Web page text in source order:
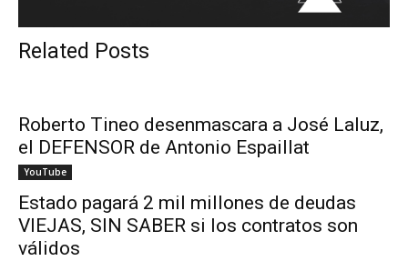
Related Posts
Roberto Tineo desenmascara a José Laluz,
el DEFENSOR de Antonio Espaillat
YouTube
Estado pagará 2 mil millones de deudas
VIEJAS, SIN SABER si los contratos son
válidos